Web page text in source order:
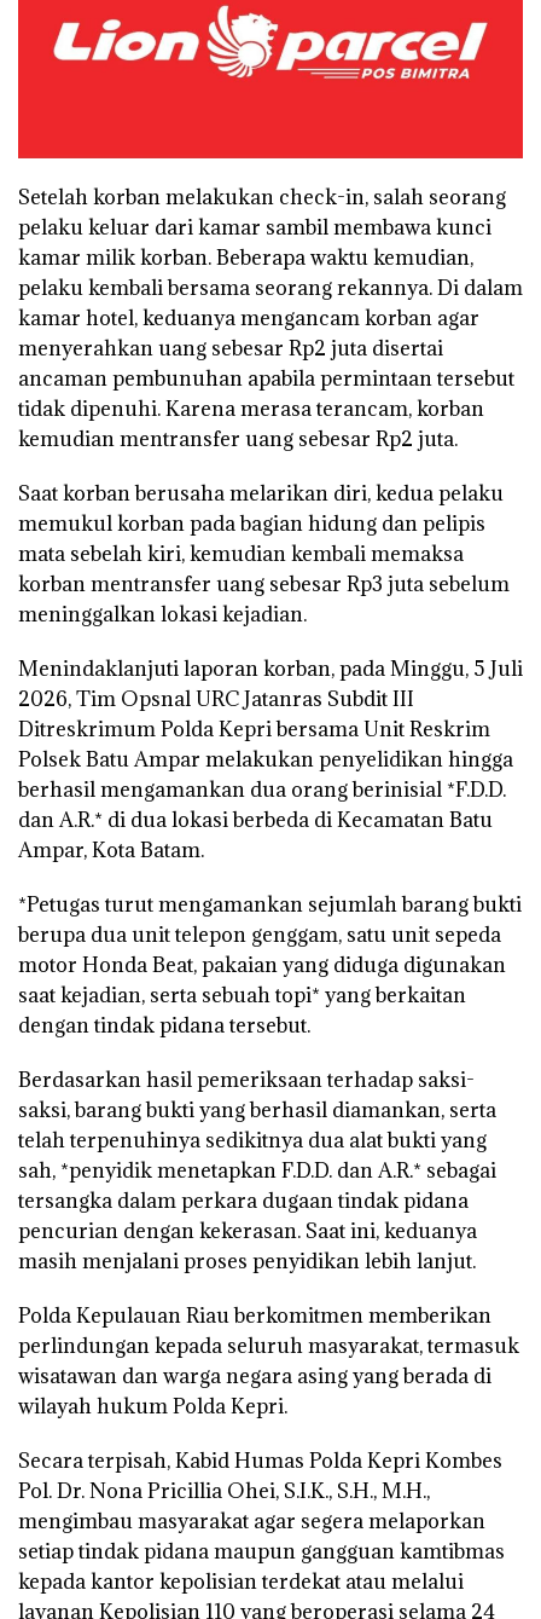
Setelah korban melakukan check-in, salah seorang
pelaku keluar dari kamar sambil membawa kunci
kamar milik korban. Beberapa waktu kemudian,
pelaku kembali bersama seorang rekannya. Di dalam
kamar hotel, keduanya mengancam korban agar
menyerahkan uang sebesar Rp2 juta disertai
ancaman pembunuhan apabila permintaan tersebut
tidak dipenuhi. Karena merasa terancam, korban
kemudian mentransfer uang sebesar Rp2 juta.
Saat korban berusaha melarikan diri, kedua pelaku
memukul korban pada bagian hidung dan pelipis
mata sebelah kiri, kemudian kembali memaksa
korban mentransfer uang sebesar Rp3 juta sebelum
meninggalkan lokasi kejadian.
Menindaklanjuti laporan korban, pada Minggu, 5 Juli
2026, Tim Opsnal URC Jatanras Subdit III
Ditreskrimum Polda Kepri bersama Unit Reskrim
Polsek Batu Ampar melakukan penyelidikan hingga
berhasil mengamankan dua orang berinisial *F.D.D.
dan A.R.* di dua lokasi berbeda di Kecamatan Batu
Ampar, Kota Batam.
*Petugas turut mengamankan sejumlah barang bukti
berupa dua unit telepon genggam, satu unit sepeda
motor Honda Beat, pakaian yang diduga digunakan
saat kejadian, serta sebuah topi* yang berkaitan
dengan tindak pidana tersebut.
Berdasarkan hasil pemeriksaan terhadap saksi-
saksi, barang bukti yang berhasil diamankan, serta
telah terpenuhinya sedikitnya dua alat bukti yang
sah, *penyidik menetapkan F.D.D. dan A.R.* sebagai
tersangka dalam perkara dugaan tindak pidana
pencurian dengan kekerasan. Saat ini, keduanya
masih menjalani proses penyidikan lebih lanjut.
Polda Kepulauan Riau berkomitmen memberikan
perlindungan kepada seluruh masyarakat, termasuk
wisatawan dan warga negara asing yang berada di
wilayah hukum Polda Kepri.
Secara terpisah, Kabid Humas Polda Kepri Kombes
Pol. Dr. Nona Pricillia Ohei, S.I.K., S.H., M.H.,
mengimbau masyarakat agar segera melaporkan
setiap tindak pidana maupun gangguan kamtibmas
kepada kantor kepolisian terdekat atau melalui
layanan Kepolisian 110 yang beroperasi selama 24